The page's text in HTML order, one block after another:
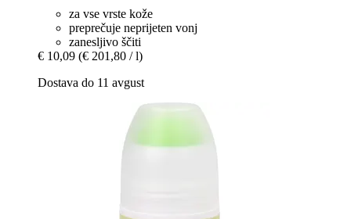
za vse vrste kože
preprečuje neprijeten vonj
zanesljivo ščiti
€ 10,09 (€ 201,80 / l)
Dostava do 11 avgust